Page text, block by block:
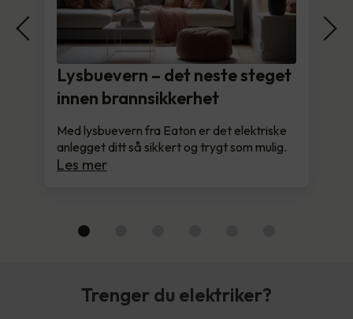
Lysbuevern – det neste steget
innen brannsikkerhet
Med lysbuevern fra Eaton er det elektriske
anlegget ditt så sikkert og trygt som mulig.
Les mer
Trenger du elektriker?